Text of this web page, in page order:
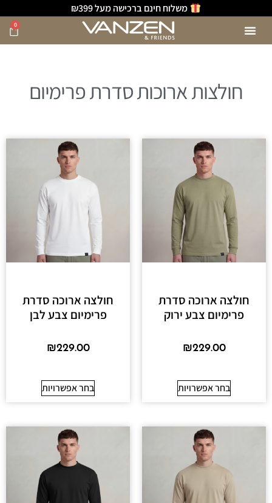
משלוח חינם ברכישה מעל ₪399
0
חולצות ארוכות סדרת פרימיום
חולצה ארוכה סדרת
פרימיום צבע ירוק
₪229.00
בחר אפשרויות
חולצה ארוכה סדרת
פרימיום צבע לבן
₪229.00
בחר אפשרויות